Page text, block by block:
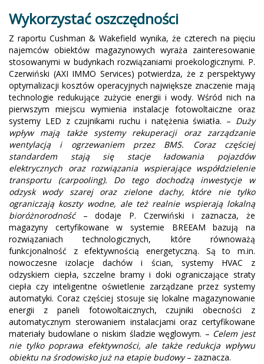
Wykorzystać oszczędności
Z raportu Cushman & Wakefield wynika, że czterech na pięciu
najemców obiektów magazynowych wyraża zainteresowanie
stosowanymi w budynkach rozwiązaniami proekologicznymi. P.
Czerwiński (AXI IMMO Services) potwierdza, że z perspektywy
optymalizacji kosztów operacyjnych największe znaczenie mają
technologie redukujące zużycie energii i wody. Wśród nich na
pierwszym miejscu wymienia instalacje fotowoltaiczne oraz
systemy LED z czujnikami ruchu i natężenia światła. – Duży
wpływ mają także systemy rekuperacji oraz zarządzanie
wentylacją i ogrzewaniem przez BMS. Coraz częściej
standardem stają się stacje ładowania pojazdów
elektrycznych oraz rozwiązania wspierające współdzielenie
transportu (carpooling). Do tego dochodzą inwestycje w
odzysk wody szarej oraz zielone dachy, które nie tylko
ograniczają koszty wodne, ale też realnie wspierają lokalną
bioróżnorodność– dodaje P. Czerwiński i zaznacza, że
magazyny certyfikowane w systemie BREEAM bazują na
rozwiązaniach technologicznych, które równoważą
funkcjonalność z efektywnością energetyczną. Są to m.in.
nowoczesne izolacje dachów i ścian, systemy HVAC z
odzyskiem ciepła, szczelne bramy i doki ograniczające straty
ciepła czy inteligentne oświetlenie zarządzane przez systemy
automatyki. Coraz częściej stosuje się lokalne magazynowanie
energii z paneli fotowoltaicznych, czujniki obecności z
automatycznym sterowaniem instalacjami oraz certyfikowane
materiały budowlane o niskim śladzie węglowym. – Celem jest
nie tylko poprawa efektywności, ale także redukcja wpływu
obiektu na środowisko już na etapie budowy– zaznacza.